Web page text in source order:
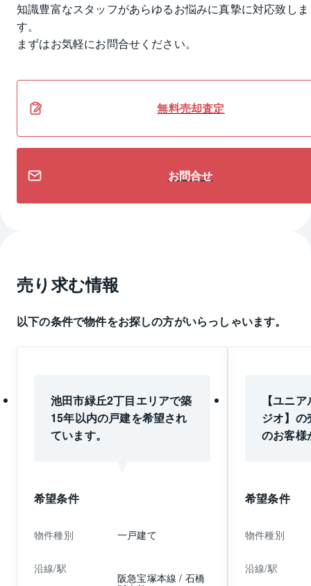
知識豊富なスタッフがあらゆるお悩みに真摯に対応致しま
す。
まずはお気軽にお問合せください。
無料売却査定
お問合せ
売り求む情報
以下の条件で物件をお探しの方がいらっしゃいます。
池田市緑丘2丁目エリアで築
15年以内の戸建を希望され
ています。
希望条件
物件種別 一戸建て
沿線/駅
阪急宝塚本線 / 石橋
【ユニ
ジオ】の
のお客様
せ。
希望条件
物件種別
沿線/駅